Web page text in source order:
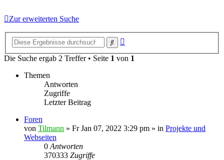
Zur erweiterten Suche
Suche
Die Suche ergab 2 Treffer • Seite 1 von 1
Themen
Antworten
Zugriffe
Letzter Beitrag
Foren
von Tilmann » Fr Jan 07, 2022 3:29 pm » in Projekte und
Webseiten
0 Antworten
370333 Zugriffe